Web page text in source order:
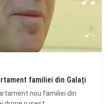
familiei din Galați
nou familiei din